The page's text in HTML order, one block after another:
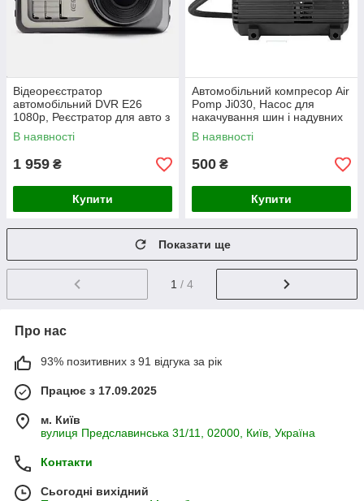
Відеореєстратор
автомобільний DVR E26
1080p, Реєстратор для авто з
камерою
В наявності
1 959 ₴
Купити
Автомобільний компресор Air
Pomp Ji030, Насос для
накачування шин і надувних
виробів, 300 PSI
В наявності
500 ₴
Купити
Показати ще
1 / 4
Про нас
93% позитивних з 91 відгука за рік
Працює з 17.09.2025
м. Київ
вулиця Предславинська 31/11, 02000, Київ, Україна
Контакти
Сьогодні вихідний